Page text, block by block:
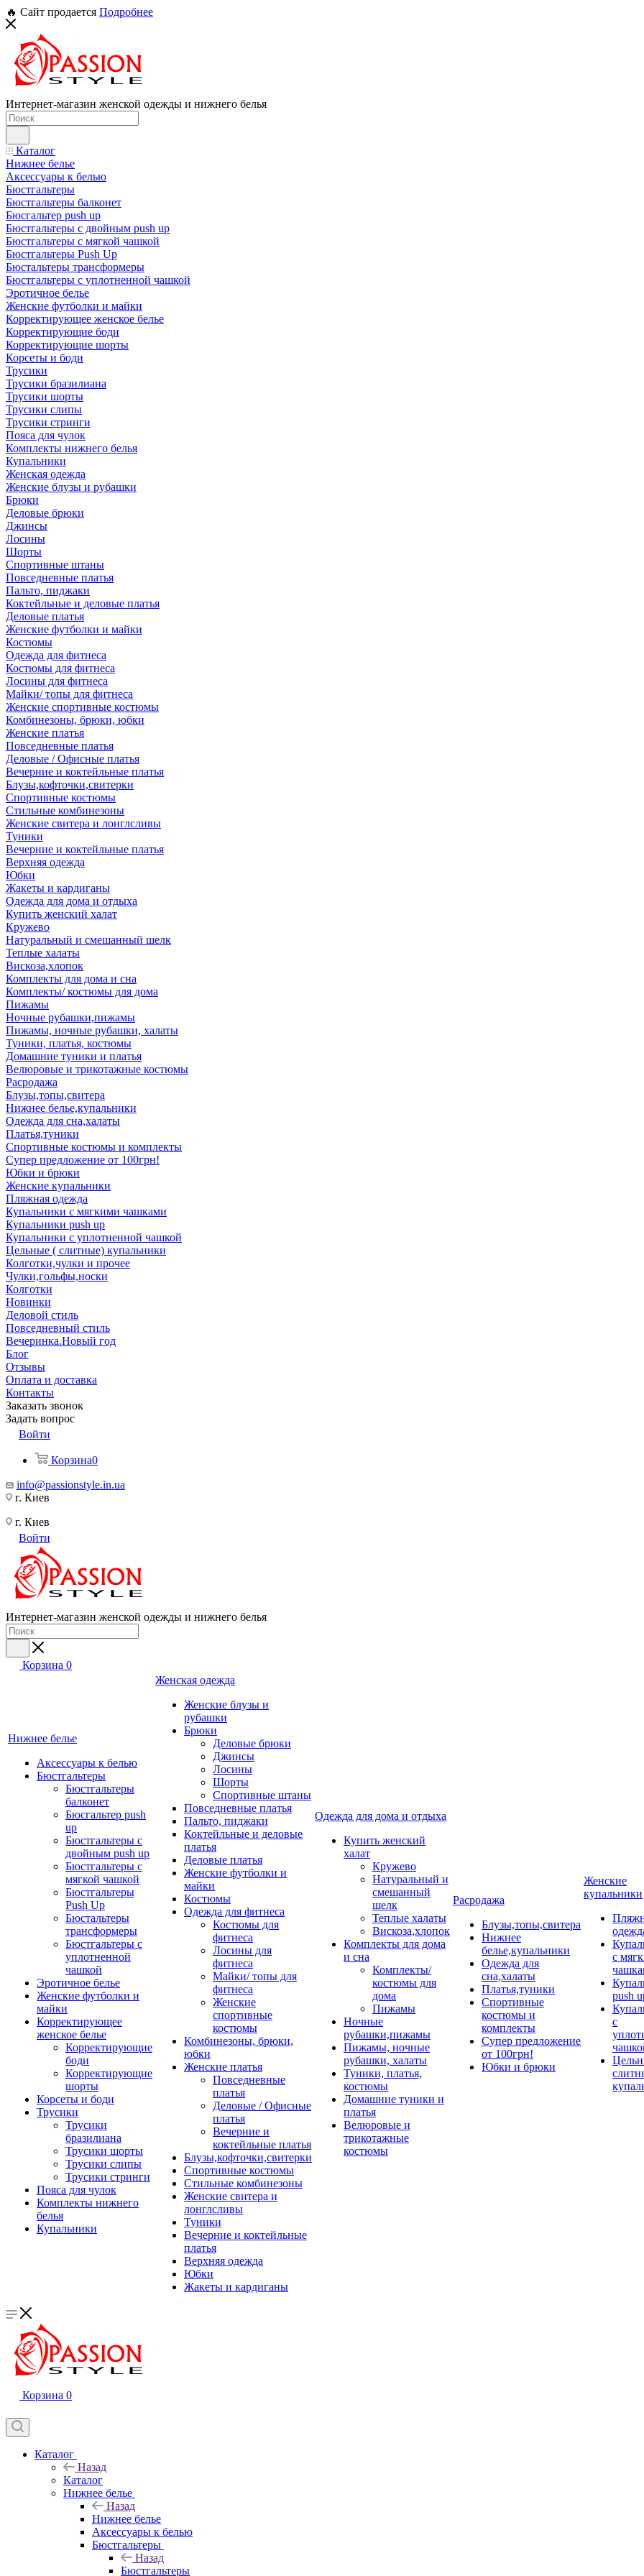
🔥 Сайт продается Подробнее
Интернет-магазин женской одежды и нижнего белья
Каталог
Нижнее белье
Аксессуары к белью
Бюстгальтеры
Бюстгальтеры балконет
Бюсгальтер push up
Бюстгальтеры с двойным push up
Бюстгальтеры с мягкой чашкой
Бюстгальтеры Push Up
Бюстальтеры трансформеры
Бюстгальтеры с уплотненной чашкой
Эротичное белье
Женские футболки и майки
Корректирующее женское белье
Корректирующие боди
Корректирующие шорты
Корсеты и боди
Трусики
Трусики бразилиана
Трусики шорты
Трусики слипы
Трусики стринги
Пояса для чулок
Комплекты нижнего белья
Купальники
Женская одежда
Женские блузы и рубашки
Брюки
Деловые брюки
Джинсы
Лосины
Шорты
Спортивные штаны
Повседневные платья
Пальто, пиджаки
Коктейльные и деловые платья
Деловые платья
Женские футболки и майки
Костюмы
Одежда для фитнеса
Костюмы для фитнеса
Лосины для фитнеса
Майки/ топы для фитнеса
Женские спортивные костюмы
Комбинезоны, брюки, юбки
Женские платья
Повседневные платья
Деловые / Офисные платья
Вечерние и коктейльные платья
Блузы,кофточки,свитерки
Спортивные костюмы
Стильные комбинезоны
Женские свитера и лонглсливы
Туники
Вечерние и коктейльные платья
Верхняя одежда
Юбки
Жакеты и кардиганы
Одежда для дома и отдыха
Купить женский халат
Кружево
Натуральный и смешанный шелк
Теплые халаты
Вискоза,хлопок
Комплекты для дома и сна
Комплекты/ костюмы для дома
Пижамы
Ночные рубашки,пижамы
Пижамы, ночные рубашки, халаты
Туники, платья, костюмы
Домашние туники и платья
Велюровые и трикотажные костюмы
Расродажа
Блузы,топы,свитера
Нижнее белье,купальники
Одежда для сна,халаты
Платья,туники
Спортивные костюмы и комплекты
Супер предложение от 100грн!
Юбки и брюки
Женские купальники
Пляжная одежда
Купальники с мягкими чашками
Купальники push up
Купальники с уплотненной чашкой
Цельные ( слитные) купальники
Колготки,чулки и прочее
Чулки,гольфы,носки
Колготки
Новинки
Деловой стиль
Повседневный стиль
Вечеринка.Новый год
Блог
Отзывы
Оплата и доставка
Контакты
Заказать звонок
Задать вопрос
Войти
Корзина0
info@passionstyle.in.ua
г. Киев
г. Киев
Войти
Интернет-магазин женской одежды и нижнего белья
Корзина 0
Нижнее белье
Аксессуары к белью
Бюстгальтеры
Бюстгальтеры
балконет
Бюсгальтер push
up
Бюстгальтеры с
двойным push up
Бюстгальтеры с
мягкой чашкой
Бюстгальтеры
Push Up
Бюстальтеры
трансформеры
Бюстгальтеры с
уплотненной
чашкой
Эротичное белье
Женские футболки и
майки
Корректирующее
женское белье
Корректирующие
боди
Корректирующие
шорты
Корсеты и боди
Трусики
Трусики
бразилиана
Трусики шорты
Трусики слипы
Трусики стринги
Пояса для чулок
Комплекты нижнего
белья
Купальники
Женская одежда
Женские блузы и
рубашки
Брюки
Деловые брюки
Джинсы
Лосины
Шорты
Спортивные штаны
Повседневные платья
Пальто, пиджаки
Коктейльные и деловые
платья
Деловые платья
Женские футболки и
майки
Костюмы
Одежда для фитнеса
Костюмы для
фитнеса
Лосины для
фитнеса
Майки/ топы для
фитнеса
Женские
спортивные
костюмы
Комбинезоны, брюки,
юбки
Женские платья
Повседневные
платья
Деловые / Офисные
платья
Вечерние и
коктейльные платья
Блузы,кофточки,свитерки
Спортивные костюмы
Стильные комбинезоны
Женские свитера и
лонглсливы
Туники
Вечерние и коктейльные
платья
Верхняя одежда
Юбки
Жакеты и кардиганы
Одежда для дома и отдыха
Купить женский
халат
Кружево
Натуральный и
смешанный
шелк
Теплые халаты
Вискоза,хлопок
Комплекты для дома
и сна
Комплекты/
костюмы для
дома
Пижамы
Ночные
рубашки,пижамы
Пижамы, ночные
рубашки, халаты
Туники, платья,
костюмы
Домашние туники и
платья
Велюровые и
трикотажные
костюмы
Расродажа
Блузы,топы,свитера
Нижнее
белье,купальники
Одежда для
сна,халаты
Платья,туники
Спортивные
костюмы и
комплекты
Супер предложение
от 100грн!
Юбки и брюки
Женские
купальники
с
push
с
Корзина 0
Каталог
Назад
Каталог
Нижнее белье
Назад
Нижнее белье
Аксессуары к белью
Бюстгальтеры
Назад
Бюстгальтеры